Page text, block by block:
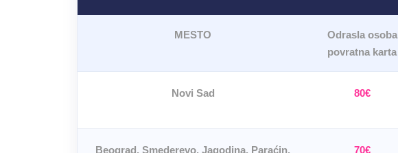
MESTO
Odrasla osoba
povratna karta
Novi Sad 80€
Beograd, Smederevo, Jagodina, Paraćin,
70€